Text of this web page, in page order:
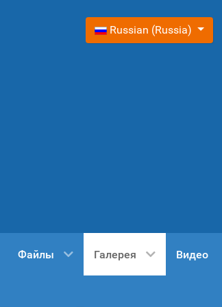
Выберите язык
Russian (Russia)
Файлы Галерея Видео